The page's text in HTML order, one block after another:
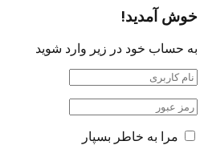
خوش آمدید!
به حساب خود در زیر وارد شوید
مرا به خاطر بسپار